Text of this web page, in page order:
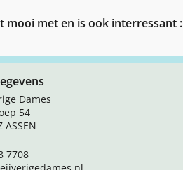
mooi met en is ook interressant :
Dames
54
ASSEN
7708